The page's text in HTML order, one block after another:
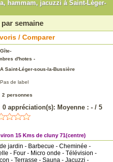
hammam, jacuzzi à Saint-Léger-
semaine
/ Comparer
Gîte-
d'hotes -
A Saint-Léger-sous-la-Bussière
Pas de label
2 personnes
0 appréciation(s): Moyenne : - / 5
15 Kms de cluny 71(centre)
jardin - Barbecue - Cheminée -
- Four - Micro onde - Télévision -
- Terrasse - Sauna - Jacuzzi -